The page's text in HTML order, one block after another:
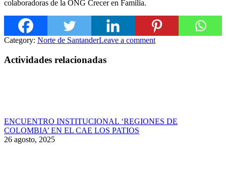
colaboradoras de la ONG Crecer en Familia.
Category: Norte de SantanderLeave a comment
Actividades relacionadas
ENCUENTRO INSTITUCIONAL ‘REGIONES DE
COLOMBIA’ EN EL CAE LOS PATIOS
26 agosto, 2025